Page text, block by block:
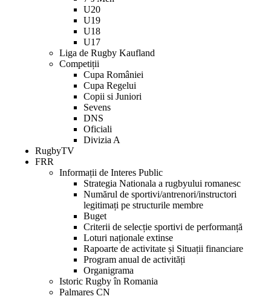
U20
U19
U18
U17
Liga de Rugby Kaufland
Competiții
Cupa României
Cupa Regelui
Copii si Juniori
Sevens
DNS
Oficiali
Divizia A
RugbyTV
FRR
Informații de Interes Public
Strategia Nationala a rugbyului romanesc
Numărul de sportivi/antrenori/instructori
legitimați pe structurile membre
Buget
Criterii de selecție sportivi de performanță
Loturi naționale extinse
Rapoarte de activitate și Situații financiare
Program anual de activități
Organigrama
Istoric Rugby în Romania
Palmares CN